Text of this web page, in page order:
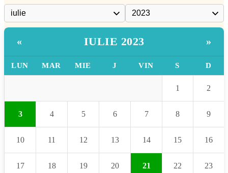
« IULIE 2023 »
LUN MAR MIE J VIN S D
1 2
3 4 5 6 7 8 9
10 11 12 13 14 15 16
17 18 19 20 21 22 23